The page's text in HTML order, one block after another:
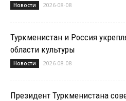
Новости 2026-08-08
Туркменистан и Россия
области культуры
Новости 2026-08-08
Президент Туркменистана